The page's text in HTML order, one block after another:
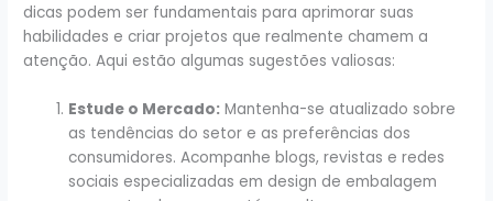
dicas podem ser fundamentais para aprimorar suas
habilidades e criar projetos que realmente chamem a
atenção. Aqui estão algumas sugestões valiosas:
Estude o Mercado: Mantenha-se atualizado sobre
as tendências do setor e as preferências dos
consumidores. Acompanhe blogs, revistas e redes
sociais especializadas em design de embalagem